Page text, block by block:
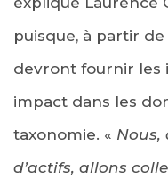
puisque, à partir
devront fournir les
impact dans les
taxonomie. « Nous,
d’actifs, allons